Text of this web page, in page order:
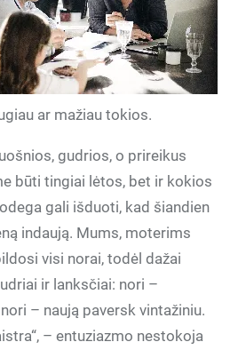
ar mažiau tokios.
gudrios, o prireikus
būti tingiai lėtos, bet ir kokios
gali išduoti, kad šiandien
indaują. Mums, moterims
visi norai, todėl dažai
ir lanksčiai: nori –
– naują paversk vintažiniu.
– entuziazmo nestokoja